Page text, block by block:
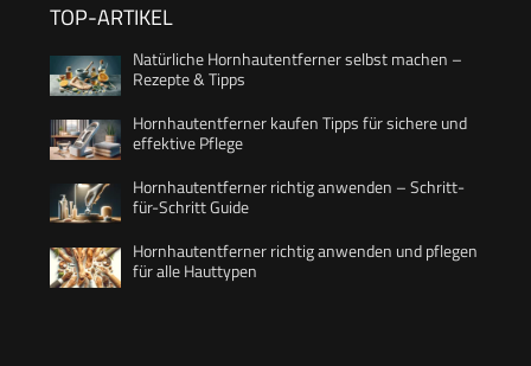
TOP-ARTIKEL
Natürliche Hornhautentferner selbst machen –
Rezepte & Tipps
Hornhautentferner kaufen Tipps für sichere und
effektive Pflege
Hornhautentferner richtig anwenden – Schritt-
für-Schritt Guide
Hornhautentferner richtig anwenden und pflegen
für alle Hauttypen